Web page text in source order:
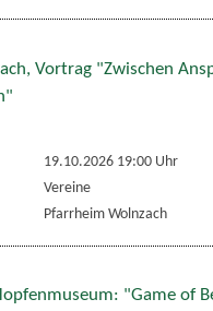
Vortrag "Zwischen
19.10.2026 19:00 Uhr
Vereine
Pfarrheim Wolnzach
"Game of